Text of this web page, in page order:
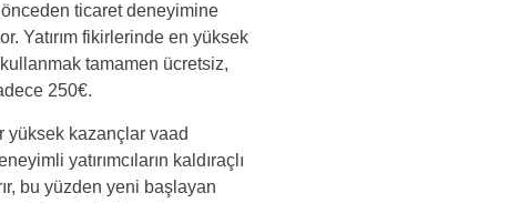
önceden ticaret deneyimine
Yatırım fikirlerinde en yüksek
tamamen ücretsiz,
250€.
yüksek kazançlar vaad
yatırımcıların kaldıraçlı
bu yüzden yeni başlayan